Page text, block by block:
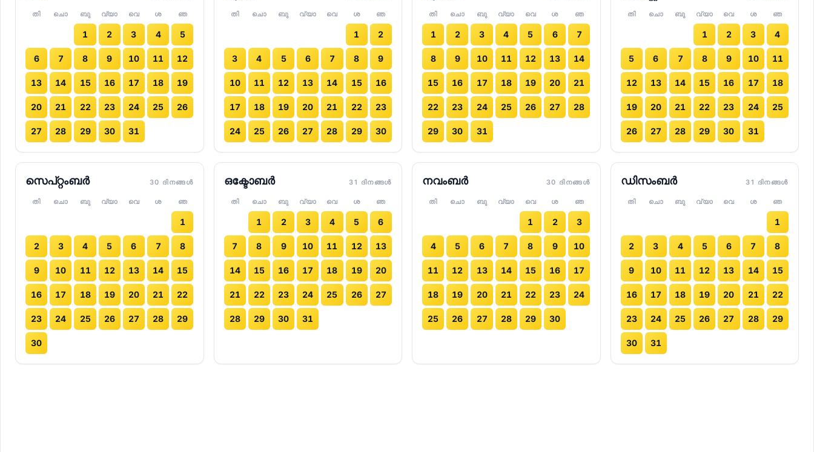
തി ചൊ ബു വ്യാ വെ ശ ഞ
1 2 3 4 5
6 7 8 9 10 11 12
13 14 15 16 17 18 19
20 21 22 23 24 25 26
27 28 29 30 31
തി ചൊ ബു വ്യാ വെ ശ ഞ
1 2
3 4 5 6 7 8 9
10 11 12 13 14 15 16
17 18 19 20 21 22 23
24 25 26 27 28 29 30
തി ചൊ ബു വ്യാ വെ ശ ഞ
1 2 3 4 5 6 7
8 9 10 11 12 13 14
15 16 17 18 19 20 21
22 23 24 25 26 27 28
29 30 31
തി ചൊ ബു വ്യാ വെ ശ ഞ
1 2 3 4
5 6 7 8 9 10 11
12 13 14 15 16 17 18
19 20 21 22 23 24 25
26 27 28 29 30 31
സെപ്റ്റംബർ 30 ദിനങ്ങൾ
തി ചൊ ബു വ്യാ വെ ശ ഞ
1
2 3 4 5 6 7 8
9 10 11 12 13 14 15
16 17 18 19 20 21 22
23 24 25 26 27 28 29
30
ഒക്ടോബർ 31 ദിനങ്ങൾ
തി ചൊ ബു വ്യാ വെ ശ ഞ
1 2 3 4 5 6
7 8 9 10 11 12 13
14 15 16 17 18 19 20
21 22 23 24 25 26 27
28 29 30 31
നവംബർ 30 ദിനങ്ങൾ
തി ചൊ ബു വ്യാ വെ ശ ഞ
1 2 3
4 5 6 7 8 9 10
11 12 13 14 15 16 17
18 19 20 21 22 23 24
25 26 27 28 29 30
ഡിസംബർ 31 ദിനങ്ങൾ
തി ചൊ ബു വ്യാ വെ ശ ഞ
1
2 3 4 5 6 7 8
9 10 11 12 13 14 15
16 17 18 19 20 21 22
23 24 25 26 27 28 29
30 31